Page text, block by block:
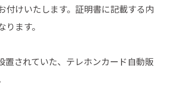
付けいたします。証明書に記載する内
ます。
置されていた、テレホンカード自動販